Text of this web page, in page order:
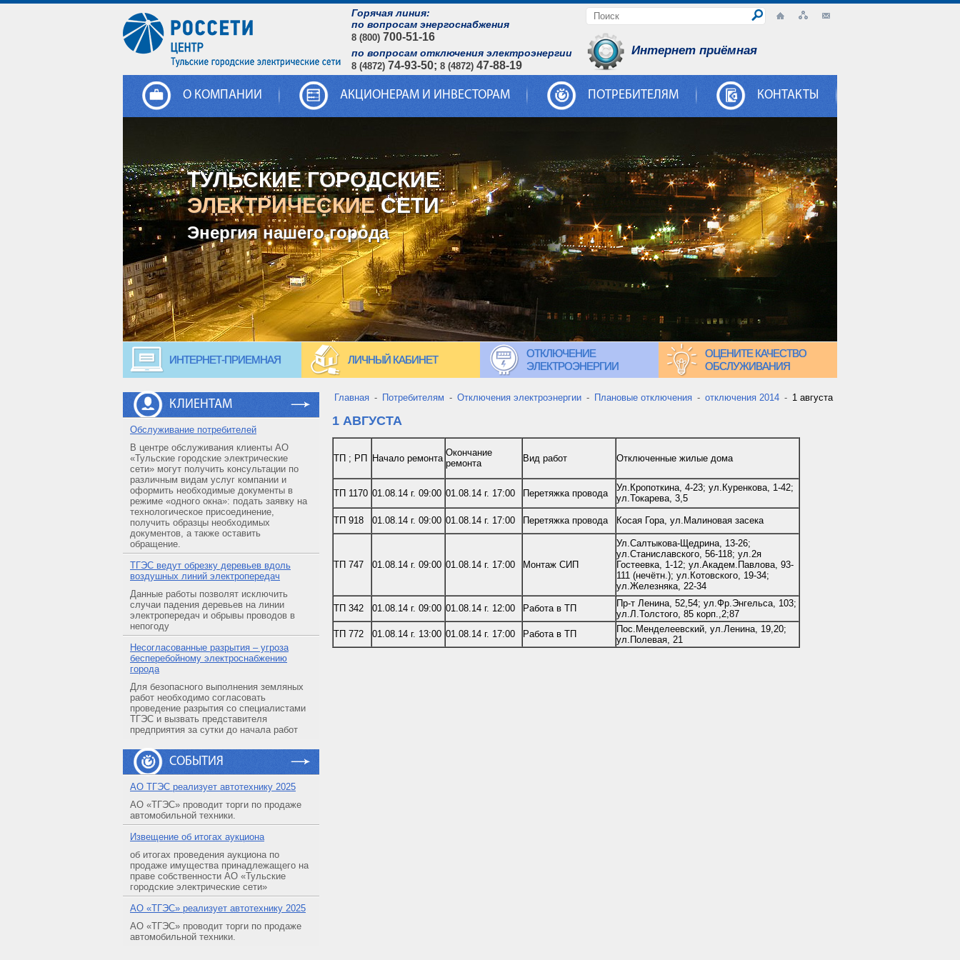
Горячая линия:
по вопросам энергоснабжения
8 (800) 700-51-16
по вопросам отключения электроэнергии
8 (4872) 74-93-50; 8 (4872) 47-88-19
Интернет приёмная
О КОМПАНИИ АКЦИОНЕРАМ И ИНВЕСТОРАМ ПОТРЕБИТЕЛЯМ КОНТАКТЫ
ТУЛЬСКИЕ ГОРОДСКИЕ
ЭЛЕКТРИЧЕСКИЕСЕТИ
Энергия нашего города
ИНТЕРНЕТ-ПРИЕМНАЯ ЛИЧНЫЙ КАБИНЕТ
ОТКЛЮЧЕНИЕ
ЭЛЕКТРОЭНЕРГИИ
ОЦЕНИТЕ КАЧЕСТВО
ОБСЛУЖИВАНИЯ
КЛИЕНТАМ
Обслуживание потребителей
В центре обслуживания клиенты АО
«Тульские городские электрические
сети» могут получить консультации по
различным видам услуг компании и
оформить необходимые документы в
режиме «одного окна»: подать заявку на
технологическое присоединение,
получить образцы необходимых
документов, а также оставить
обращение.
ТГЭС ведут обрезку деревьев вдоль
воздушных линий электропередач
Данные работы позволят исключить
случаи падения деревьев на линии
электропередач и обрывы проводов в
непогоду
Несогласованные разрытия – угроза
бесперебойному электроснабжению
города
Для безопасного выполнения земляных
работ необходимо согласовать
проведение разрытия со специалистами
ТГЭС и вызвать представителя
предприятия за сутки до начала работ
СОБЫТИЯ
АO ТГЭС реализует автотехнику 2025
АО «ТГЭС» проводит торги по продаже
автомобильной техники.
Извещение об итогах аукциона
об итогах проведения аукциона по
продаже имущества принадлежащего на
праве собственности АО «Тульские
городские электрические сети»
АO «ТГЭС» реализует автотехнику 2025
АО «ТГЭС» проводит торги по продаже
автомобильной техники.
Главная - Потребителям - Отключения электроэнергии - Плановые отключения - отключения 2014 - 1 августа
1 АВГУСТА
ТП ; РП Начало ремонта
Окончание
ремонта
Вид работ Отключенные жилые дома
ТП 1170 01.08.14 г. 09:00 01.08.14 г. 17:00 Перетяжка провода
Ул.Кропоткина, 4-23; ул.Куренкова, 1-42;
ул.Токарева, 3,5
ТП 918 01.08.14 г. 09:00 01.08.14 г. 17:00 Перетяжка провода Косая Гора, ул.Малиновая засека
ТП 747 01.08.14 г. 09:00 01.08.14 г. 17:00 Монтаж СИП
Ул.Салтыкова-Щедрина, 13-26;
ул.Станиславского, 56-118; ул.2я
Гостеевка, 1-12; ул.Академ.Павлова, 93-
111 (нечётн.); ул.Котовского, 19-34;
ул.Железняка, 22-34
ТП 342 01.08.14 г. 09:00 01.08.14 г. 12:00 Работа в ТП
Пр-т Ленина, 52,54; ул.Фр.Энгельса, 103;
ул.Л.Толстого, 85 корп.,2;87
ТП 772
01.08.14 г. 13:00 01.08.14 г. 17:00 Работа в ТП
Пос.Менделеевский, ул.Ленина, 19,20;
ул.Полевая, 21